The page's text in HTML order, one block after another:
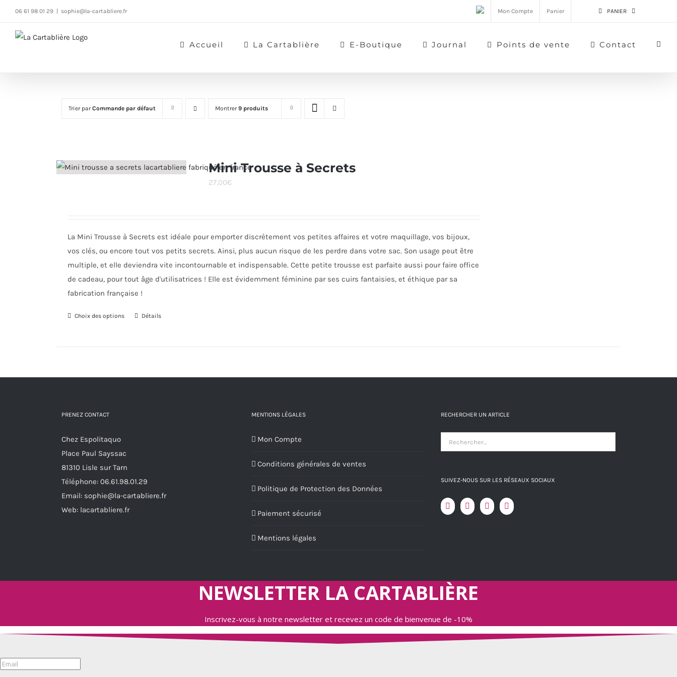
contenu
06 61 98 01 29 sophie@la-cartabliere.fr Mon Compte Panier PANIER
Accueil La Cartablière E-Boutique Journal Points de vente Contact
Trier parCommande par défaut Montrer9 produits
Mini Trousse à Secrets
27,00€
La Mini Trousse à Secrets est idéale pour emporter discrètement vos petites affaires et votre maquillage, vos bijoux,
vos clés, ou encore tout vos petits secrets. Ainsi, plus aucun risque de les perdre dans votre sac. Son usage peut être
multiple, et elle deviendra vite incontournable et indispensable. Cette petite trousse est parfaite aussi pour faire office
de cadeau, pour tout âge d'utilisatrices ! Elle est évidemment féminine par ses cuirs fantaisies, et éthique par sa
fabrication française !
Choix des options
Ce
page
du
Détails
PRENEZ CONTACT
Chez Espolitaquo
Place Paul Sayssac
81310 Lisle sur Tarn
Téléphone: 06.61.98.01.29
Email: sophie@la-cartabliere.fr
Web: lacartabliere.fr
MENTIONS LÉGALES
Mon Compte
Conditions générales de ventes
Politique de Protection des Données
Paiement sécurisé
Mentions légales
RECHERCHER UN ARTICLE
SUIVEZ-NOUS SUR LES RÉSEAUX SOCIAUX
NEWSLETTER LA CARTABLIÈRE
Inscrivez-vous à notre newsletter et recevez un code de bienvenue de -10%